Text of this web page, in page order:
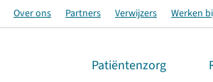
Over ons Partners Verwijzers Werken
Patiëntenzorg